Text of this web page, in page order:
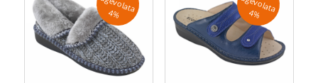
4
% 4
%